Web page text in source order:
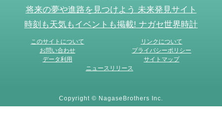
将来の夢や進路を見つけよう 未来発見サイト
時刻も天気もイベントも掲載! ナガセ世界時計
このサイトについて
リンクについて
お問い合わせ
プライバシーポリシー
データ利用
サイトマップ
ニュースリリース
Copyright © NagaseBrothers Inc.